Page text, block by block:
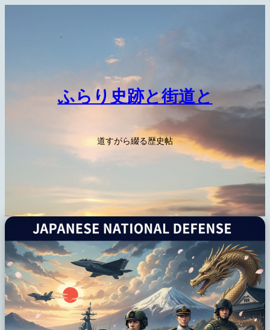
ふらり史跡と街道と
道すがら綴る歴史帖